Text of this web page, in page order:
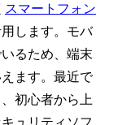
スマートフォン
します。モバ
るため、端末
ます。最近で
初心者から上
ュリティソフ